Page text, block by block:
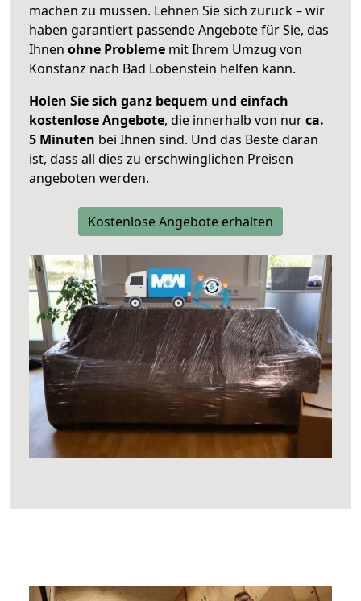
machen zu müssen. Lehnen Sie sich zurück – wir
haben garantiert passende Angebote für Sie, das
Ihnen ohne Probleme mit Ihrem Umzug von
Konstanz nach Bad Lobenstein helfen kann.
Holen Sie sich ganz bequem und einfach
kostenlose Angebote, die innerhalb von nurca.
5 Minuten bei Ihnen sind. Und das Beste daran
ist, dass all dies zu erschwinglichen Preisen
angeboten werden.
Kostenlose Angebote erhalten